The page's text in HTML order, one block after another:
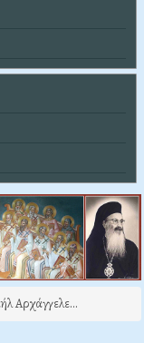
Αρχάγγελε...